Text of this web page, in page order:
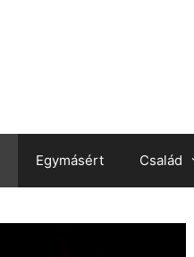
Egymásért Család